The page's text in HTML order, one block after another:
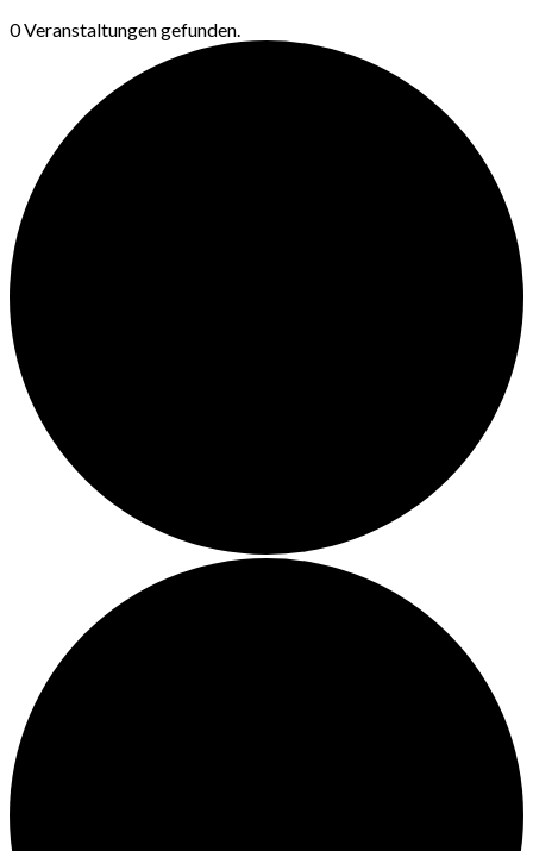
0 Veranstaltungen gefunden.